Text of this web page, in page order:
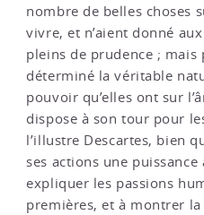
nombre de belles choses
vivre, et n’aient donné
pleins de prudence ; mais
déterminé la véritable
pouvoir qu’elles ont sur
dispose à son tour pour
l’illustre Descartes, bien
ses actions une puissance
expliquer les passions
premières, et à montrer la